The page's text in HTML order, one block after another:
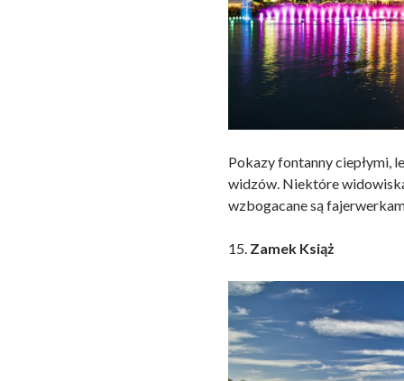
Pokazy fontanny ciepłymi,
widzów. Niektóre
wzbogacane są
15. Zamek Książ